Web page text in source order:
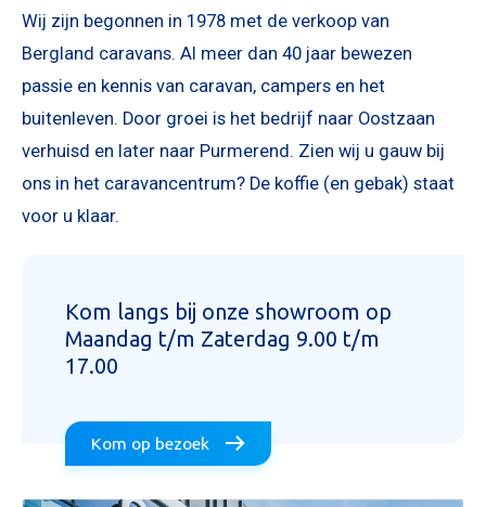
Aanvraag inruilvoorstel
Wij zijn begonnen in 1978 met de verkoop van
Bergland caravans. Al meer dan 40 jaar bewezen
passie en kennis van caravan, campers en het
buitenleven. Door groei is het bedrijf naar Oostzaan
verhuisd en later naar Purmerend. Zien wij u gauw bij
ons in het caravancentrum? De koffie (en gebak) staat
voor u klaar.
Kom langs bij onze showroom op
Maandag t/m Zaterdag 9.00 t/m
17.00
Kom op bezoek